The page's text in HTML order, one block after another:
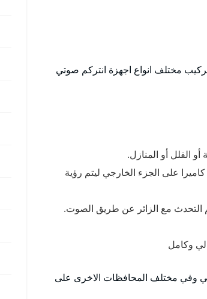
مختلف انواع اجهزة انتركم صوتي
الفلل أو المنازل.
على الجزء الخارجي ليتم رؤية
التحدث مع الزائر عن طريق الصوت.
وكامل
وفي مختلف المحافظات الاخرى على